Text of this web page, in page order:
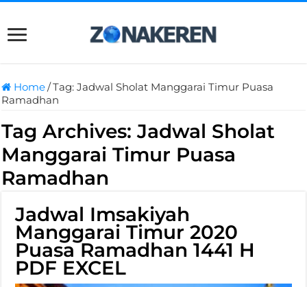
Home/Tag:Jadwal Sholat Manggarai Timur Puasa
Ramadhan
Tag Archives:Jadwal Sholat
Manggarai Timur Puasa
Ramadhan
Jadwal Imsakiyah
Manggarai Timur 2020
Puasa Ramadhan 1441 H
PDF EXCEL